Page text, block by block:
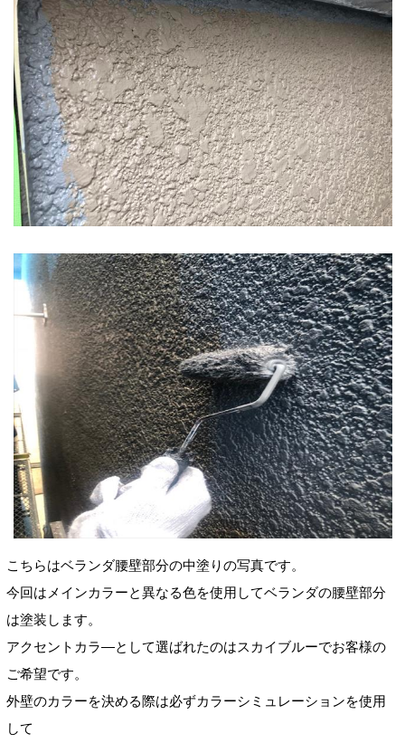
こちらはベランダ腰壁部分の中塗りの写真です。
今回はメインカラーと異なる色を使用してベランダの腰壁部分
は塗装します。
アクセントカラ―として選ばれたのはスカイブルーでお客様の
ご希望です。
外壁のカラーを決める際は必ずカラーシミュレーションを使用
して